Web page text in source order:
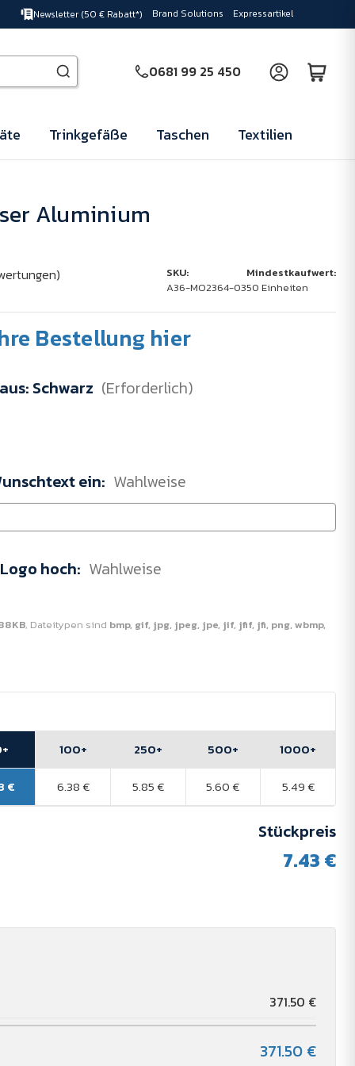
Newsletter (50 € Rabatt*) Brand Solutions Expressartikel
0681 99 25 450
Trinkgefäße Taschen Textilien
Aluminium
SKU:
A36-MO2364-03
Mindestkaufwert:
50 Einheiten
Bestellung hier
Schwarz (Erforderlich)
ein: Wahlweise
hoch: Wahlweise
, Dateitypen sind bmp, gif, jpg, jpeg, jpe, jif, jfif, jfi, png, wbmp,
€
100+
6.38 €
250+
5.85 €
500+
5.60 €
1000+
5.49 €
Stückpreis
7.43 €
371.50 €
371.50 €